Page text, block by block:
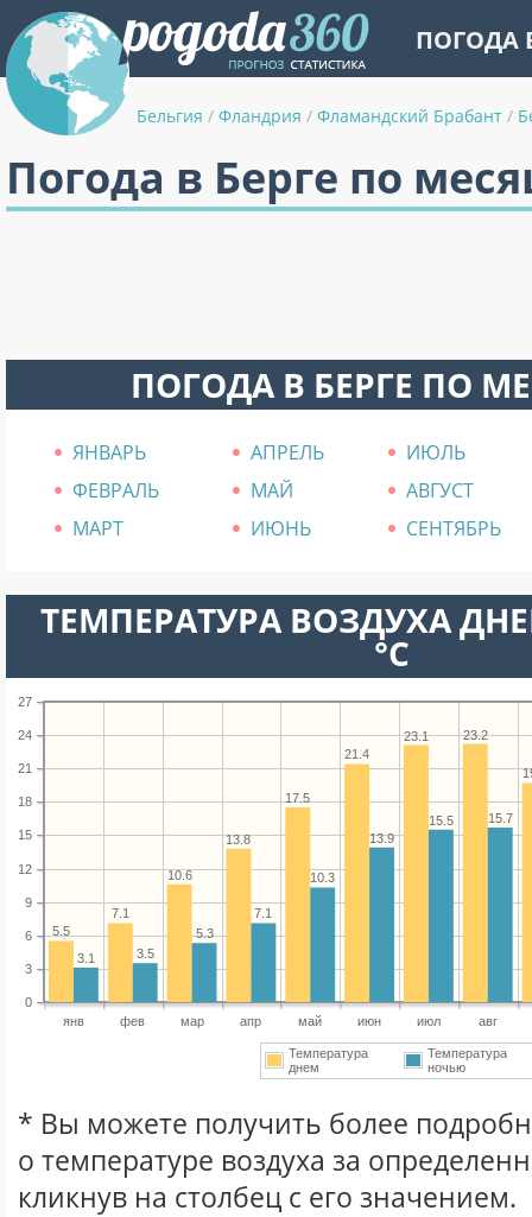
ПОГОДА
Бельгия / Фландрия / Фламандский Брабант /
Погода в Берге по
ПОГОДА В БЕРГЕ ПО
ЯНВАРЬ АПРЕЛЬ
ИЮЛЬ
ФЕВРАЛЬ
МАЙ
АВГУСТ
МАРТ
ИЮНЬ СЕНТЯБРЬ
ТЕМПЕРАТУРА ВОЗДУХА
°C
янв фев мар апр май июн июл авг
0
3
6
9
12
15
18
21
24
27
23.2
23.1
21.4
17.5
13.8
10.6
7.1
5.5
15.7
15.5
13.9
10.3
7.1
5.3
3.5
3.1
Температура
днем
Температура
ночью
* Вы можете получить более
о температуре воздуха за
кликнув на столбец с его значением.